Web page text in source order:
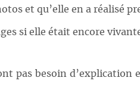
et qu’elle en a réalisé
si elle était encore
pas besoin